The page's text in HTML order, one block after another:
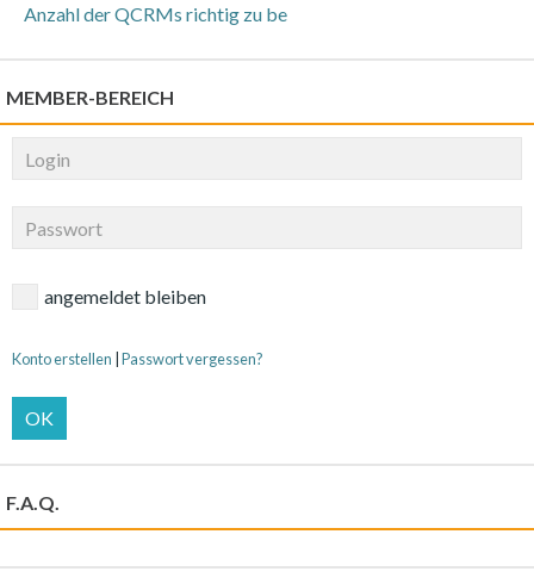
Anzahl der QCRMs richtig zu be
MEMBER-BEREICH
angemeldet bleiben
Konto erstellen Passwort vergessen?
OK
F.A.Q.